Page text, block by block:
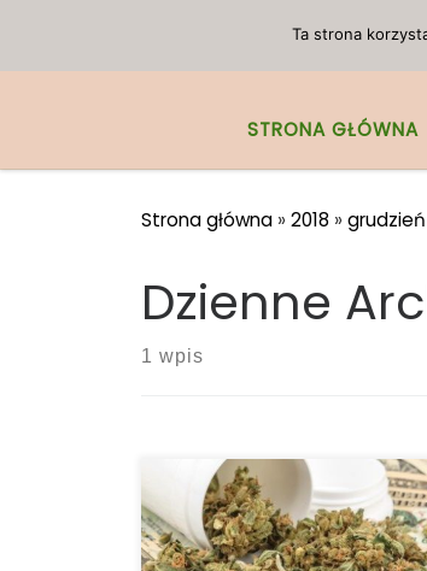
STRONA GŁÓWNA
Strona główna » 2018 » grudzień
Dzienne
1 wpis
Badania pokazują, że
działanie układu
u kobiet. Z tego powodu,
Ta strona